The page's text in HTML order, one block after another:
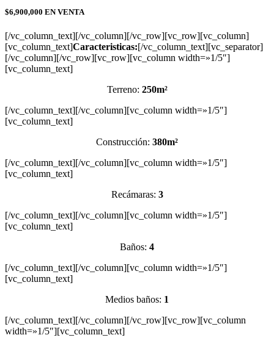
$6,900,000 EN VENTA
[/vc_column_text][/vc_column][/vc_row][vc_row][vc_column]
[vc_column_text]Caracteristicas:[/vc_column_text][vc_separator]
[/vc_column][/vc_row][vc_row][vc_column width=»1/5″]
[vc_column_text]
Terreno: 250m²
[/vc_column_text][/vc_column][vc_column width=»1/5″]
[vc_column_text]
Construcción: 380m²
[/vc_column_text][/vc_column][vc_column width=»1/5″]
[vc_column_text]
Recámaras: 3
[/vc_column_text][/vc_column][vc_column width=»1/5″]
[vc_column_text]
Baños: 4
[/vc_column_text][/vc_column][vc_column width=»1/5″]
[vc_column_text]
Medios baños: 1
[/vc_column_text][/vc_column][/vc_row][vc_row][vc_column
width=»1/5″][vc_column_text]